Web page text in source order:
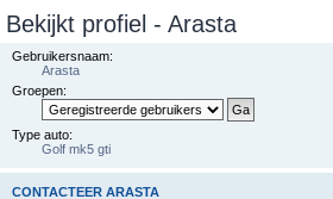
Bekijkt profiel - Arasta
Gebruikersnaam:
Arasta
Groepen:
Type auto:
Golf mk5 gti
CONTACTEER ARASTA